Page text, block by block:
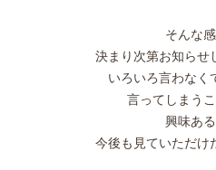
そんな
決まり次第お知らせ
いろいろ言わなく
言ってしまう
興味あ
今後も見ていただけ